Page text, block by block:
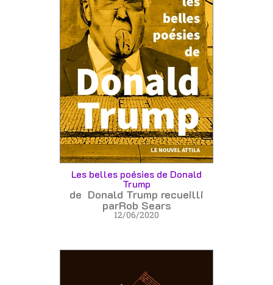
Les belles poésies de Donald
Trump
de Donald Trump recueilli
parRob Sears
12/06/2020